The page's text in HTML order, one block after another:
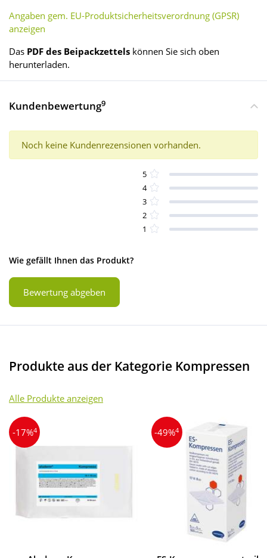
Angaben gem. EU-Produktsicherheitsverordnung (GPSR)
anzeigen
Das PDF des Beipackzettels können Sie sich oben
herunterladen.
Kundenbewertung9
Noch keine Kundenrezensionen vorhanden.
5
4
3
2
1
Wie gefällt Ihnen das Produkt?
Bewertung abgeben
Produkte aus der Kategorie Kompressen
Alle Produkte anzeigen
-17%4 -49%4